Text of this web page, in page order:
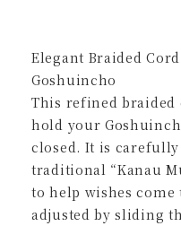
Elegant Braided
Goshuincho
This refined braided
hold your
closed. It is
traditional “Kanau
to help wishes come
adjusted by sliding